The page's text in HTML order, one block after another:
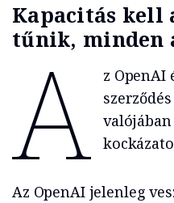
Kapacitás kell
tűnik, minden
A
z OpenAI
Az OpenAI jelenleg